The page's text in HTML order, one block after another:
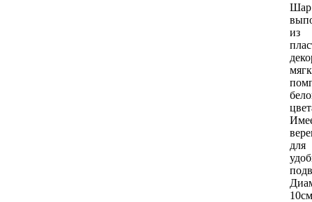
Шар
из
для